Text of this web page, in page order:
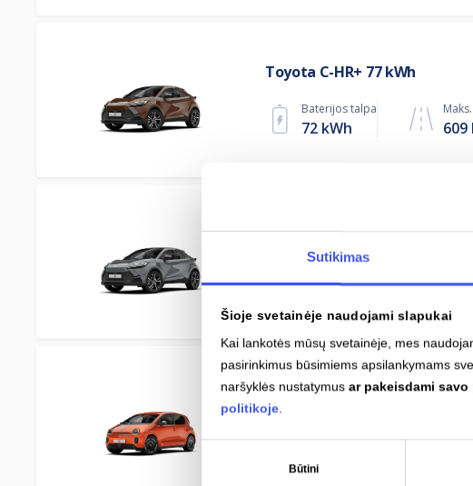
Sutikimas
Šioje svetainėje naudojami slapukai
Kai lankotės mūsų svetainėje, mes
pasirinkimus būsimiems apsilankymams
naršyklės nustatymusar pakeisdami
politikoje.
Būtini
Toyota C-HR+ 77 kWh
Baterijos talpa
72 kWh 609
Toyota C-HR+ 57.7 kWh
54 kWh 458
Renault Twingo E-Tech 27.5